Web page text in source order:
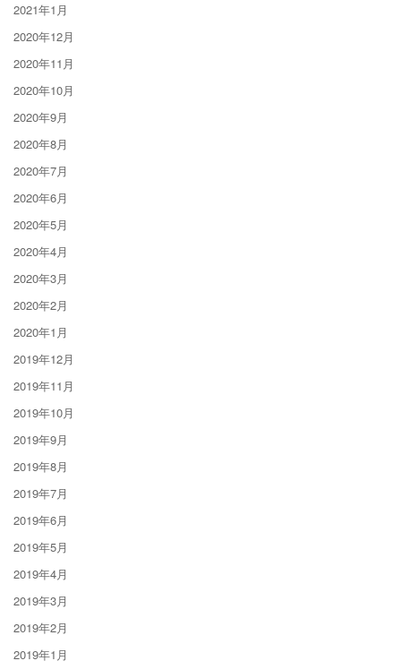
2021年1月
2020年12月
2020年11月
2020年10月
2020年9月
2020年8月
2020年7月
2020年6月
2020年5月
2020年4月
2020年3月
2020年2月
2020年1月
2019年12月
2019年11月
2019年10月
2019年9月
2019年8月
2019年7月
2019年6月
2019年5月
2019年4月
2019年3月
2019年2月
2019年1月